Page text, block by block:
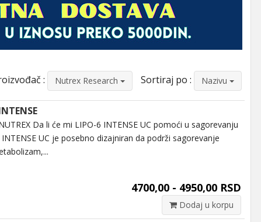
: Nutrex Research Sortiraj po : Nazivu
Da li će mi LIPO-6 INTENSE UC pomoći u sagorevanju
UC je posebno dizajniran da podrži sagorevanje
4700,00 - 4950,00 RSD
Dodaj u korpu